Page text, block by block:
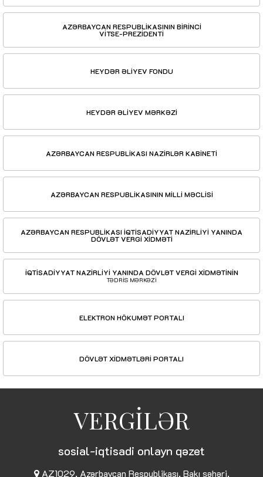
AZƏRBAYCAN RESPUBLİKASININ BİRİNCİ
VİTSE-PREZİDENTİ
HEYDƏR ƏLİYEV FONDU
HEYDƏR ƏLİYEV MƏRKƏZİ
AZƏRBAYCAN RESPUBLİKASI NAZİRLƏR KABİNETİ
AZƏRBAYCAN RESPUBLİKASININ MİLLİ MƏCLİSİ
AZƏRBAYCAN RESPUBLİKASI İQTİSADİYYAT NAZİRLİYİ YANINDA
DÖVLƏT VERGİ XİDMƏTİ
İQTİSADİYYAT NAZİRLİYİ YANINDA DÖVLƏT VERGİ XİDMƏTİNİN
TƏDRİS MƏRKƏZİ
ELEKTRON HÖKUMƏT PORTALI
DÖVLƏT XİDMƏTLƏRİ PORTALI
VERGİLƏR
sosial-iqtisadi onlayn qəzet
AZ1029, Azərbaycan Respublikası, Bakı şəhəri,